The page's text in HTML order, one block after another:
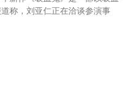
称，刘亚仁正在洽谈参演事